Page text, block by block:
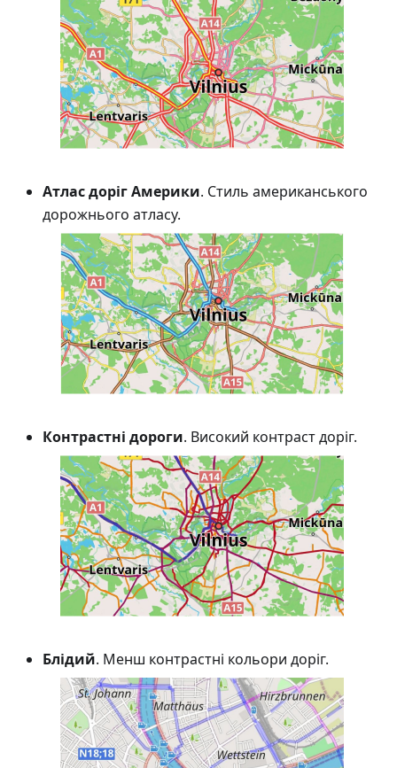
Атлас доріг Америки. Стиль американського
дорожнього атласу.
Контрастні дороги. Високий контраст доріг.
Блідий. Менш контрастні кольори доріг.